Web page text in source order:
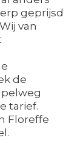
geprijsd
van
de
tarief.
Floreffe